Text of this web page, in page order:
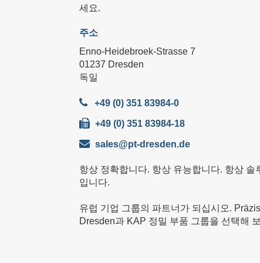
세요.
주소
Enno-Heidebroek-Strasse 7
01237 Dresden
독일
+49 (0) 351 83984-0
+49 (0) 351 83984-18
sales@pt-dresden.de
항상 정확합니다. 항상 유능합니다. 항상 솔
입니다.
유럽 기업 그룹의 파트너가 되십시오.
Dresden과 KAP 정밀 부품 그룹을 선택해